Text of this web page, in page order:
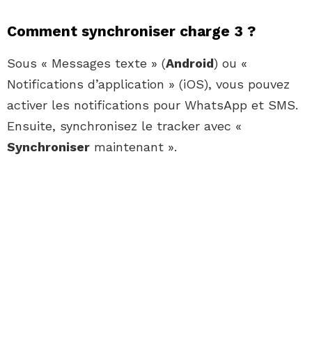
Comment synchroniser charge 3 ?
Sous « Messages texte » (Android) ou «
Notifications d’application » (iOS), vous pouvez
activer les notifications pour WhatsApp et SMS.
Ensuite, synchronisez le tracker avec «
Synchroniser maintenant ».